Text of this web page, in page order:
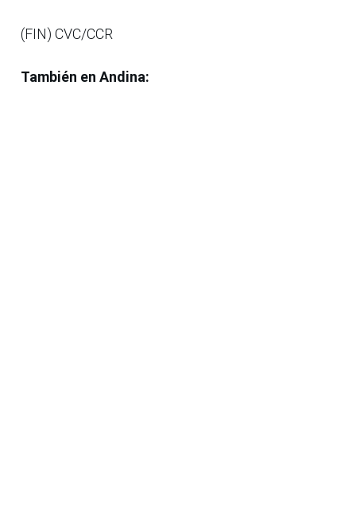
(FIN) CVC/CCR
También en Andina: